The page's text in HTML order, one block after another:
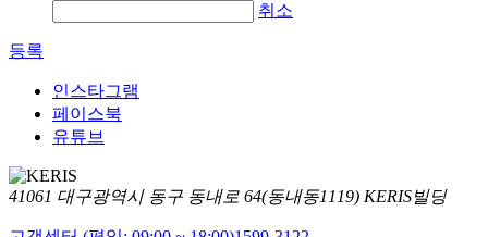
취소
등록
인스타그램
페이스북
유튜브
41061 대구광역시 동구 동내로 64(동내동1119) KERIS빌딩